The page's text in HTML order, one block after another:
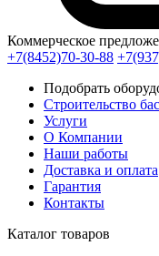
Коммерческое
+7(8452)70-30-88
Подобрать
Строительство
Услуги
О Компании
Наши работы
Доставка и оплата
Гарантия
Контакты
Каталог товаров